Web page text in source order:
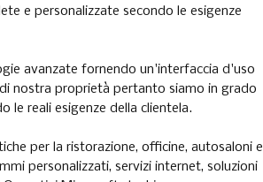
e personalizzate secondo le esigenze
avanzate fornendo un'interfaccia d'uso
nostra proprietà pertanto siamo in grado
le reali esigenze della clientela.
per la ristorazione, officine, autosaloni e
personalizzati, servizi internet, soluzioni